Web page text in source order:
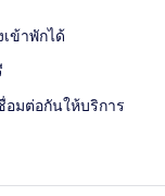
เข้าพักได้
อมต่อกันให้บริการ